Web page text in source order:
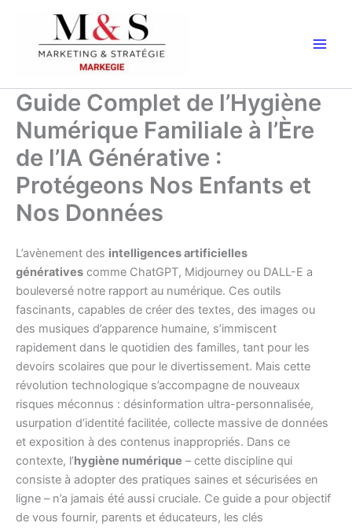
contenu
Guide Complet de l’Hygiène
Numérique Familiale à l’Ère
de l’IA Générative :
Protégeons Nos Enfants et
Nos Données
L’avènement des intelligences artificielles
génératives comme ChatGPT, Midjourney ou DALL-E a
bouleversé notre rapport au numérique. Ces outils
fascinants, capables de créer des textes, des images ou
des musiques d’apparence humaine, s’immiscent
rapidement dans le quotidien des familles, tant pour les
devoirs scolaires que pour le divertissement. Mais cette
révolution technologique s’accompagne de nouveaux
risques méconnus : désinformation ultra-personnalisée,
usurpation d’identité facilitée, collecte massive de données
et exposition à des contenus inappropriés. Dans ce
contexte, l’hygiène numérique – cette discipline qui
consiste à adopter des pratiques saines et sécurisées en
ligne – n’a jamais été aussi cruciale. Ce guide a pour objectif
de vous fournir, parents et éducateurs, les clés